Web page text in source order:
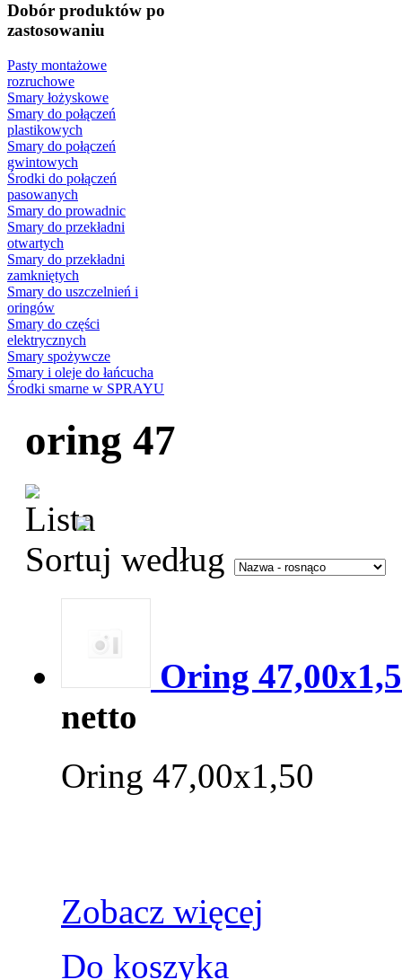
Dobór produktów po
zastosowaniu
Pasty montażowe
rozruchowe
Smary łożyskowe
Smary do połączeń
plastikowych
Smary do połączeń
gwintowych
Środki do połączeń
pasowanych
Smary do prowadnic
Smary do przekładni
otwartych
Smary do przekładni
zamkniętych
Smary do uszczelnień i
oringów
Smary do części
elektrycznych
Smary spożywcze
Smary i oleje do łańcucha
Środki smarne w SPRAYU
oring 47
Sortuj według
Oring
netto
Oring 47,00x1,50
Zobacz więcej
Do koszyka